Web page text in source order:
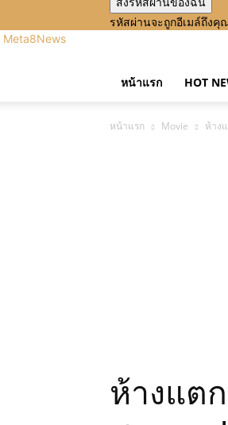
รหัสผ่านจะถูกอีเมล์ถึงคุ
Meta8News
หน้าแรก HOT
หน้าแรก Movie ห้าง
ห้างแต